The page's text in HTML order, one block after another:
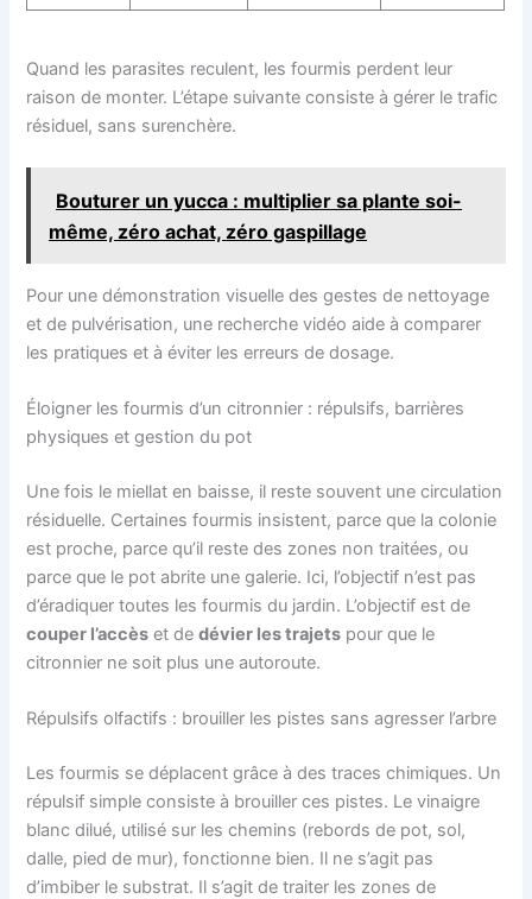
Quand les parasites reculent, les fourmis perdent leur
raison de monter. L’étape suivante consiste à gérer le trafic
résiduel, sans surenchère.
Bouturer un yucca : multiplier sa plante soi-
même, zéro achat, zéro gaspillage
Pour une démonstration visuelle des gestes de nettoyage
et de pulvérisation, une recherche vidéo aide à comparer
les pratiques et à éviter les erreurs de dosage.
Éloigner les fourmis d’un citronnier : répulsifs, barrières
physiques et gestion du pot
Une fois le miellat en baisse, il reste souvent une circulation
résiduelle. Certaines fourmis insistent, parce que la colonie
est proche, parce qu’il reste des zones non traitées, ou
parce que le pot abrite une galerie. Ici, l’objectif n’est pas
d’éradiquer toutes les fourmis du jardin. L’objectif est de
couper l’accès et dedévier les trajets pour que le
citronnier ne soit plus une autoroute.
Répulsifs olfactifs : brouiller les pistes sans agresser l’arbre
Les fourmis se déplacent grâce à des traces chimiques. Un
répulsif simple consiste à brouiller ces pistes. Le vinaigre
blanc dilué, utilisé sur les chemins (rebords de pot, sol,
dalle, pied de mur), fonctionne bien. Il ne s’agit pas
d’imbiber le substrat. Il s’agit de traiter les zones de